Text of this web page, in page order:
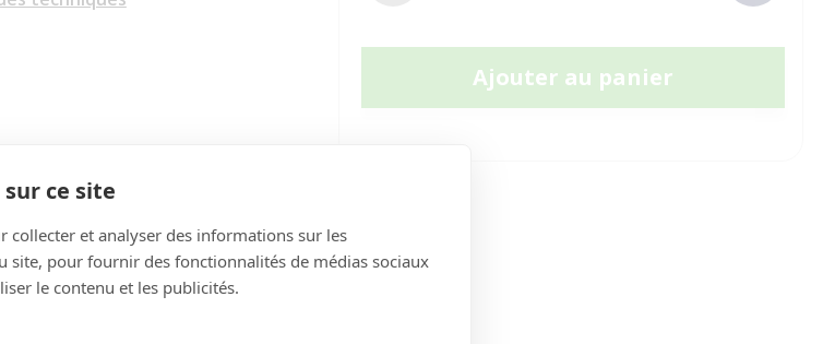
Ajouter au panier
ce site
collecter et analyser des informations sur les
site, pour fournir des fonctionnalités de médias sociaux
le contenu et les publicités.